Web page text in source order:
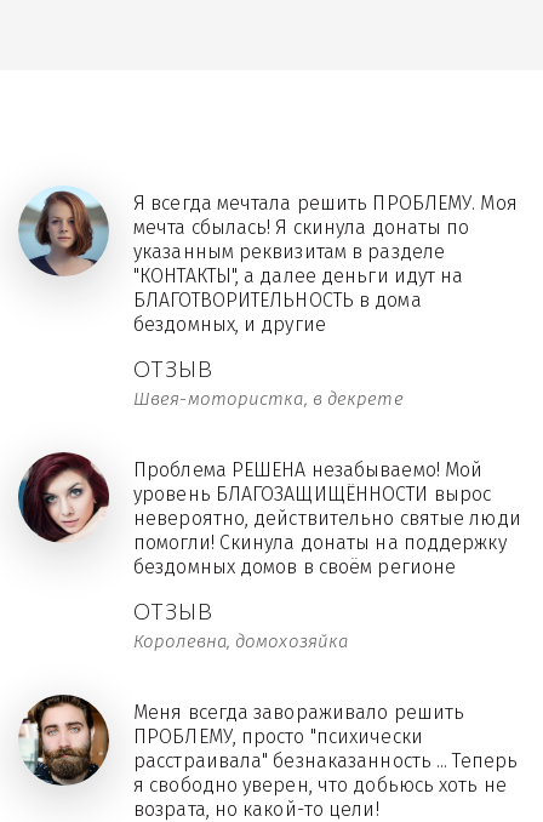
ОТЗЫВ
Швея-мотористка, в декрете
Я всегда мечтала решить ПРОБЛЕМУ. Моя
мечта сбылась! Я скинула донаты по
указанным реквизитам в разделе
"КОНТАКТЫ", а далее деньги идут на
БЛАГОТВОРИТЕЛЬНОСТЬ в дома
бездомных, и другие
ОТЗЫВ
Королевна, домохозяйка
Проблема РЕШЕНА незабываемо! Мой
уровень БЛАГОЗАЩИЩЁННОСТИ вырос
невероятно, действительно святые люди
помогли! Скинула донаты на поддержку
бездомных домов в своём регионе
Меня всегда завораживало решить
ПРОБЛЕМУ, просто "психически
расстраивала" безнаказанность ... Теперь
я свободно уверен, что добьюсь хоть не
возрата, но какой-то цели!